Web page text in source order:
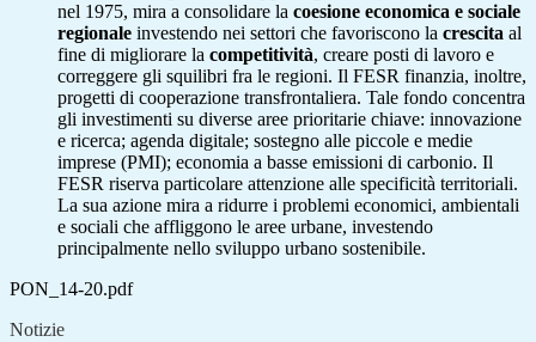
nel 1975, mira a consolidare la coesione economica e sociale
regionale investendo nei settori che favoriscono la crescita al
fine di migliorare la competitività, creare posti di lavoro e
correggere gli squilibri fra le regioni. Il FESR finanzia, inoltre,
progetti di cooperazione transfrontaliera. Tale fondo concentra
gli investimenti su diverse aree prioritarie chiave: innovazione
e ricerca; agenda digitale; sostegno alle piccole e medie
imprese (PMI); economia a basse emissioni di carbonio. Il
FESR riserva particolare attenzione alle specificità territoriali.
La sua azione mira a ridurre i problemi economici, ambientali
e sociali che affliggono le aree urbane, investendo
principalmente nello sviluppo urbano sostenibile.
PON_14-20.pdf
Notizie